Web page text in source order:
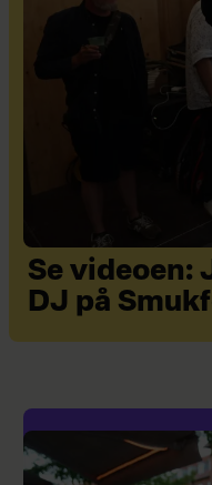
Se videoen:
DJ på